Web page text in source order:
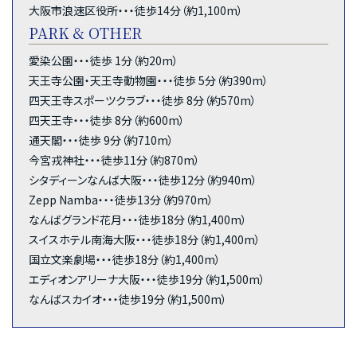
大阪市浪速区役所・・・徒歩14分（約1,100m）
PARK & OTHER
愛染公園・・・徒歩 1分（約20m）
天王寺公園・天王寺動物園・・・徒歩 5分（約390m）
四天王寺スポーツクラブ・・・徒歩 8分（約570m）
四天王寺・・・徒歩 8分（約600m）
通天閣・・・徒歩 9分（約710m）
今宮戎神社・・・徒歩11分（約870m）
シタディーンなんば大阪・・・徒歩12分（約940m）
Zepp Namba・・・徒歩13分（約970m）
なんばグランド花月・・・徒歩18分（約1,400m）
スイスホテル南海大阪・・・徒歩18分（約1,400m）
国立文楽劇場・・・徒歩18分（約1,400m）
エディオンアリーナ大阪・・・徒歩19分（約1,500m）
なんばスカイオ・・・徒歩19分（約1,500m）